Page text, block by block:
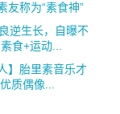
友称为“素食神”
逆生长，自曝不
食+运动...
】胎里素音乐才
质偶像...